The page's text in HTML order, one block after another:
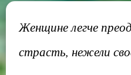
Женщине легче
страсть, нежели